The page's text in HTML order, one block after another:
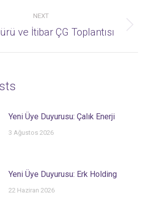
NEXT
Next
ve İtibar ÇG Toplantısı
Yeni Üye Duyurusu: Çalık Enerji
3 Ağustos 2026
Yeni Üye Duyurusu: Erk Holding
22 Haziran 2026